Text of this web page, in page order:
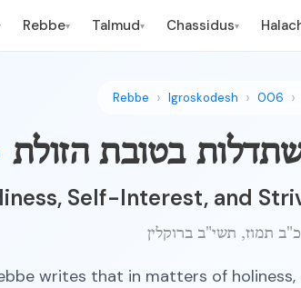
Rebbe▾ Talmud▾ Chassidus▾
Rebbe Igroskodesh 006
בטובת הזולת
Self-Interest, and
writes that in matters of